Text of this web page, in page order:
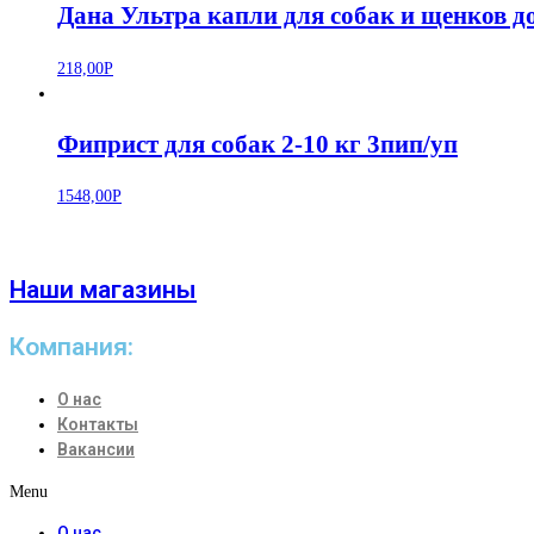
Дана Ультра капли для собак и щенков
218,00Р
Фиприст для собак 2-10 кг 3пип/уп
1548,00Р
Наши магазины
Компания:
О нас
Контакты
Вакансии
Menu